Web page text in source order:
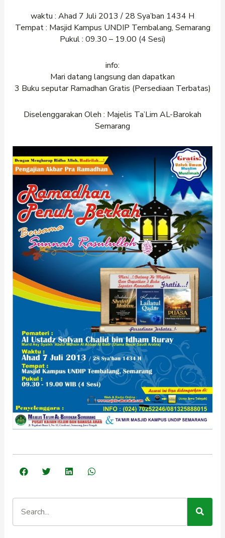
waktu : Ahad 7 Juli 2013 / 28 Sya’ban 1434 H
Tempat : Masjid Kampus UNDIP Tembalang, Semarang
Pukul : 09.30 – 19.00 (4 Sesi)
info:
Mari datang langsung dan dapatkan
3 Buku seputar Ramadhan Gratis (Persediaan Terbatas)
Diselenggarakan Oleh : Majelis Ta’Lim AL-Barokah
Semarang